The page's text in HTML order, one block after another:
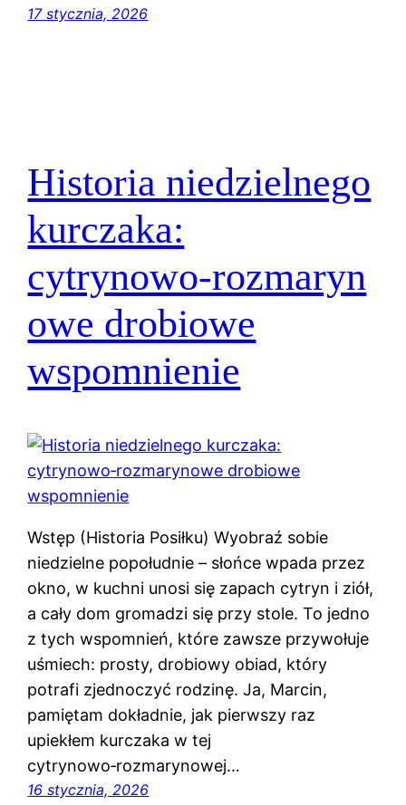
17 stycznia, 2026
Historia niedzielnego
kurczaka:
cytrynowo‑rozmaryn
owe drobiowe
wspomnienie
Wstęp (Historia Posiłku) Wyobraź sobie
niedzielne popołudnie – słońce wpada przez
okno, w kuchni unosi się zapach cytryn i ziół,
a cały dom gromadzi się przy stole. To jedno
z tych wspomnień, które zawsze przywołuje
uśmiech: prosty, drobiowy obiad, który
potrafi zjednoczyć rodzinę. Ja, Marcin,
pamiętam dokładnie, jak pierwszy raz
upiekłem kurczaka w tej
cytrynowo‑rozmarynowej…
16 stycznia, 2026